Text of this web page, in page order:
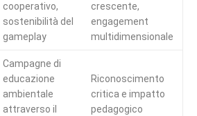
cooperativo,
sostenibilità del
gameplay
crescente,
engagement
multidimensionale
Campagne di
educazione
ambientale
attraverso il
Riconoscimento
critica e impatto
pedagogico